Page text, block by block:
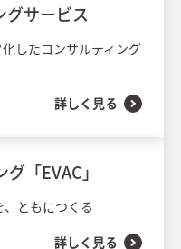
グサービス
したコンサルティング
詳しく見る
「EVAC」
ともにつくる
詳しく見る